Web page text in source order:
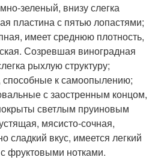
зеленый, внизу слегка
пластина с пятью лопастями;
имеет среднюю плотность,
Созревшая виноградная
рыхлую структуру;
к самоопылению;
с заостренным концом,
светлым пруиновым
мясисто-сочная,
сладкий вкус, имеется легкий
фруктовыми нотками.